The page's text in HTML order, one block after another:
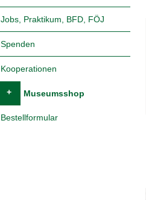
Jobs, Praktikum, BFD, FÖJ
Spenden
Kooperationen
+ Museumsshop
Bestellformular